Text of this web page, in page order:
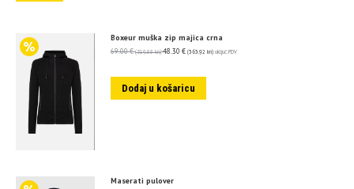
Boxeur muška zip majica crna
69.00€ (519.88 kn) 48.30 € (363.92 kn) uključ. PDV
Dodaj u košaricu
Maserati pulover